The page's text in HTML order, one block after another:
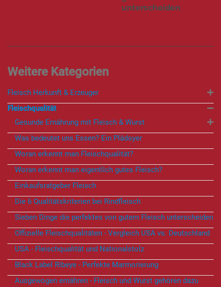
unterscheiden
Fleisch Herkunft & Erzeuger
Fleischqualität
Gesunde Ernährung mit Fleisch & Wurst
Was bedeutet uns Essen? Ein Plädoyer
Woran erkennt man Fleischqualität?
Woran erkennt man eigentlich gutes Fleisch?
Einkaufsratgeber Fleisch
Die 6 Qualitätskriterien bei Rindfleisch
Sieben Dinge die perfektes von gutem Fleisch unterscheiden
Offizielle Fleischqualitäten - Vergleich USA vs. Deutschland
USA - Fleischqualität und Nationalstolz
Black Label Ribeye - Perfekte Marmorierung
Ausgewogen ernähren - Fleisch und Wurst gehören dazu